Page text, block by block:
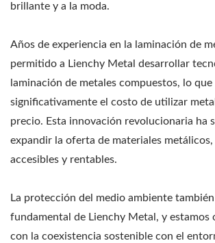
brillante y a la moda.
Años de experiencia en la laminación de
permitido a Lienchy Metal desarrollar
laminación de metales compuestos, lo
significativamente el costo de utilizar
precio. Esta innovación revolucionaria ha
expandir la oferta de materiales
accesibles y rentables.
La protección del medio ambiente
fundamental de Lienchy Metal, y estamos
con la coexistencia sostenible con el